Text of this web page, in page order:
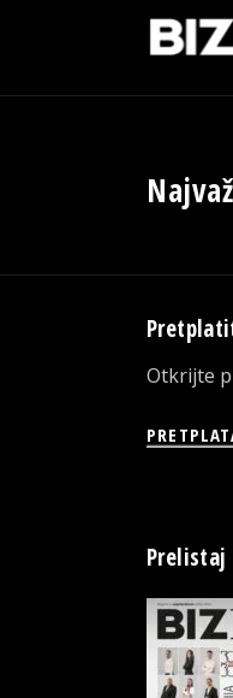
Otkrijte
Prelistaj